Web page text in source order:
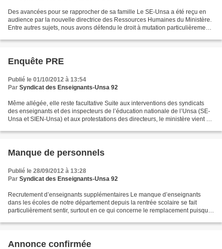
Des avancées pour se rapprocher de sa famille Le SE-Unsa a été reçu en
audience par la nouvelle directrice des Ressources Humaines du Ministère.
Entre autres sujets, nous avons défendu le droit à mutation particulièrement
Enquête PRE
Publié le 01/10/2012 à 13:54
Par Syndicat des Enseignants-Unsa 92
Même allégée, elle reste facultative Suite aux interventions des syndicats
des enseignants et des inspecteurs de l’éducation nationale de l’Unsa (SE-
Unsa et SIEN-Unsa) et aux protestations des directeurs, le ministère vient de
Manque de personnels
Publié le 28/09/2012 à 13:28
Par Syndicat des Enseignants-Unsa 92
Recrutement d’enseignants supplémentaires Le manque d’enseignants
dans les écoles de notre département depuis la rentrée scolaire se fait
particulièrement sentir, surtout en ce qui concerne le remplacement puisque
Annonce confirmée